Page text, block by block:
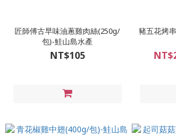
匠師傅古早味油蔥雞肉絲(250g/
包)-鮭山島水產
NT$105
豬五花烤